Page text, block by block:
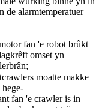
de alarmtemperatuer
fan 'e robot brûkt
omset yn
moatte makke
fan 'e crawler is in